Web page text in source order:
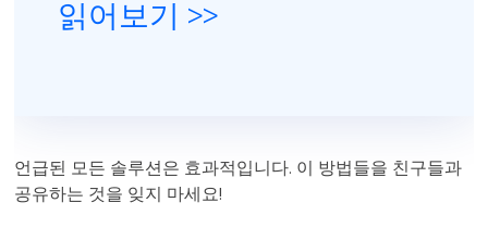
읽어보기 >>
언급된 모든 솔루션은 효과적입니다. 이 방법들을 친구들과
공유하는 것을 잊지 마세요!